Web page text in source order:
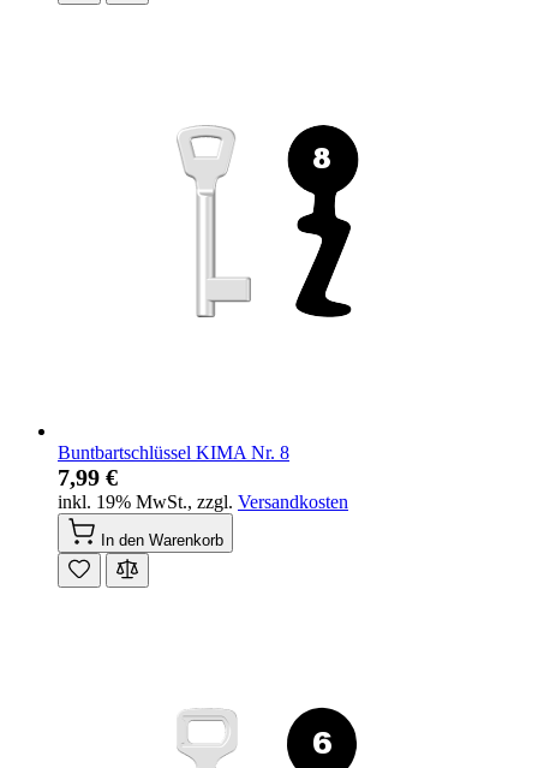
Buntbartschlüssel KIMA Nr. 8
7,99 €
inkl. 19% MwSt., zzgl. Versandkosten
In den Warenkorb